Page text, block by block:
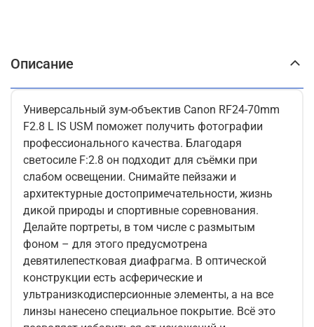
Описание
Универсальный зум-объектив Canon RF24-70mm
F2.8 L IS USM поможет получить фотографии
профессионального качества. Благодаря
светосиле F:2.8 он подходит для съёмки при
слабом освещении. Снимайте пейзажи и
архитектурные достопримечательности, жизнь
дикой природы и спортивные соревнования.
Делайте портреты, в том числе с размытым
фоном – для этого предусмотрена
девятилепестковая диафрагма. В оптической
конструкции есть асферические и
ультранизкодисперсионные элементы, а на все
линзы нанесено специальное покрытие. Всё это